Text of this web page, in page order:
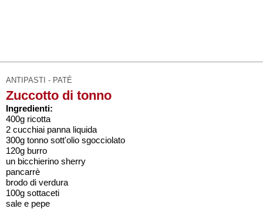
ANTIPASTI - PATÉ
Zuccotto di tonno
Ingredienti:
400g ricotta
2 cucchiai panna liquida
300g tonno sott'olio sgocciolato
120g burro
un bicchierino sherry
pancarrè
brodo di verdura
100g sottaceti
sale e pepe